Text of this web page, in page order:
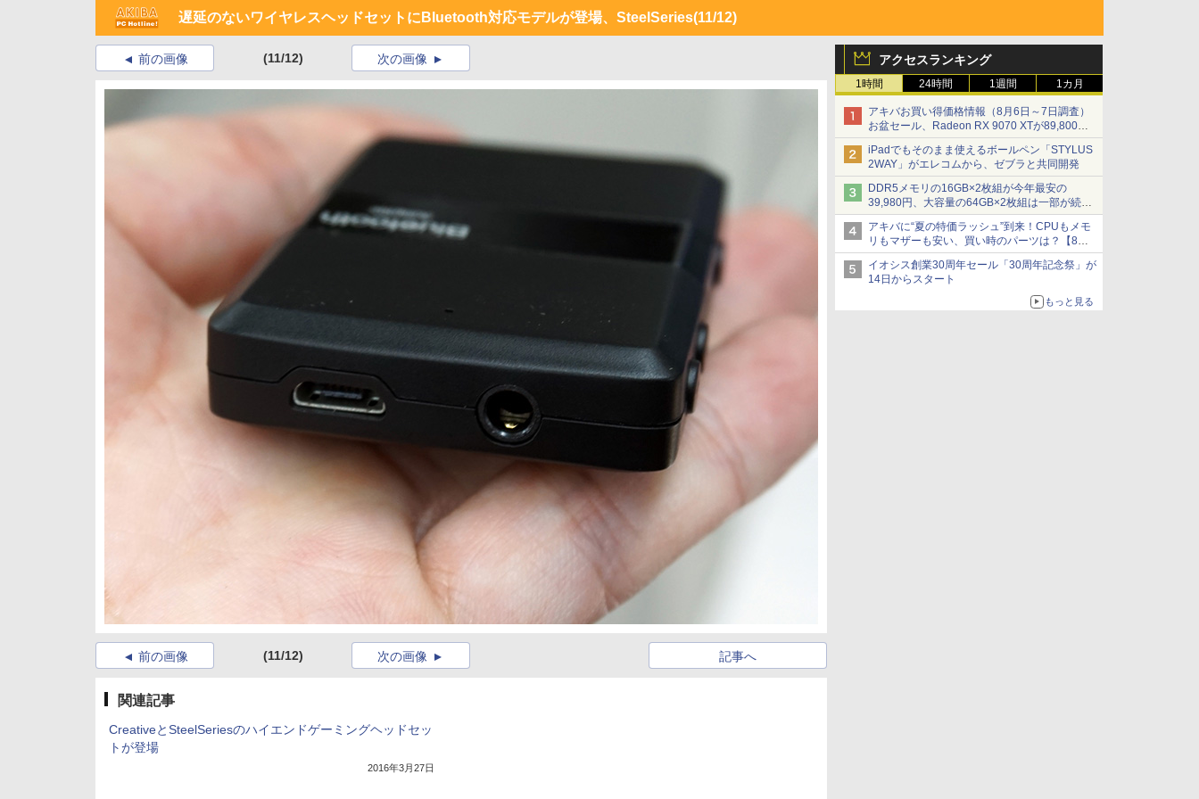
遅延のないワイヤレスヘッドセットにBluetooth対応モデルが登場、SteelSeries(11/12)
アクセスランキング
1時間 24時間 1週間 1カ月
アキバお買い得価格情報（8月6日～7日調査）
お盆セール、Radeon RX 9070 XTが89,800
円、水平周波数24.8kHz対応の17型モニターが
9,801円、暑さ指数連動セール ほか
iPadでもそのまま使えるボールペン「STYLUS
2WAY」がエレコムから、ゼブラと共同開発
DDR5メモリの16GB×2枚組が今年最安の
39,980円、大容量の64GB×2枚組は一部が続騰
[8月前半のメモリ価格]
アキバに“夏の特価ラッシュ”到来！CPUもメモ
リもマザーも安い、買い時のパーツは？【8月7
日(金)22時配信】
イオシス創業30周年セール「30周年記念祭」が
14日からスタート
もっと見る
前の画像 (11/12) 次の画像
前の画像 (11/12) 記事へ
次の画像
関連記事
CreativeとSteelSeriesのハイエンドゲーミングヘッドセッ
トが登場
2016年3月27日